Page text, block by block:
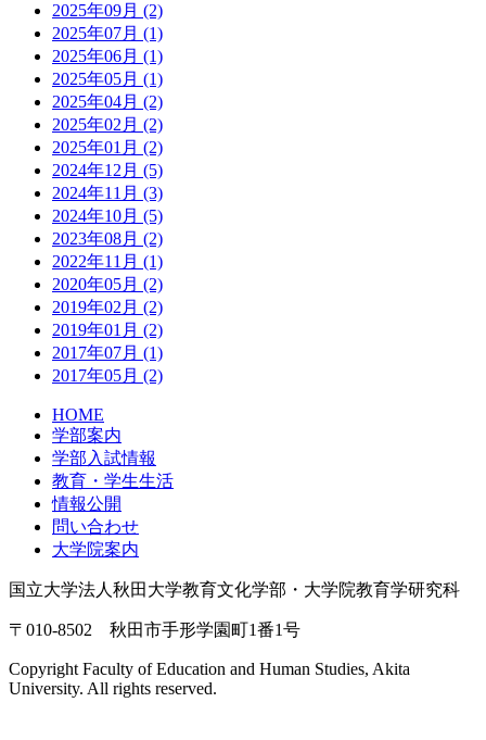
2025年09月 (2)
2025年07月 (1)
2025年06月 (1)
2025年05月 (1)
2025年04月 (2)
2025年02月 (2)
2025年01月 (2)
2024年12月 (5)
2024年11月 (3)
2024年10月 (5)
2023年08月 (2)
2022年11月 (1)
2020年05月 (2)
2019年02月 (2)
2019年01月 (2)
2017年07月 (1)
2017年05月 (2)
HOME
学部案内
学部入試情報
教育・学生生活
情報公開
問い合わせ
大学院案内
国立大学法人秋田大学教育文化学部・大学院教育学研究科
〒010-8502 秋田市手形学園町1番1号
Copyright Faculty of Education and Human Studies, Akita
University. All rights reserved.